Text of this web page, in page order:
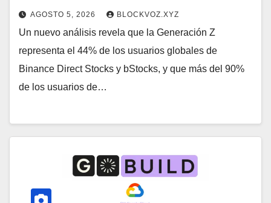
AGOSTO 5, 2026 BLOCKVOZ.XYZ
Un nuevo análisis revela que la Generación Z
representa el 44% de los usuarios globales de
Binance Direct Stocks y bStocks, y que más del 90%
de los usuarios de…